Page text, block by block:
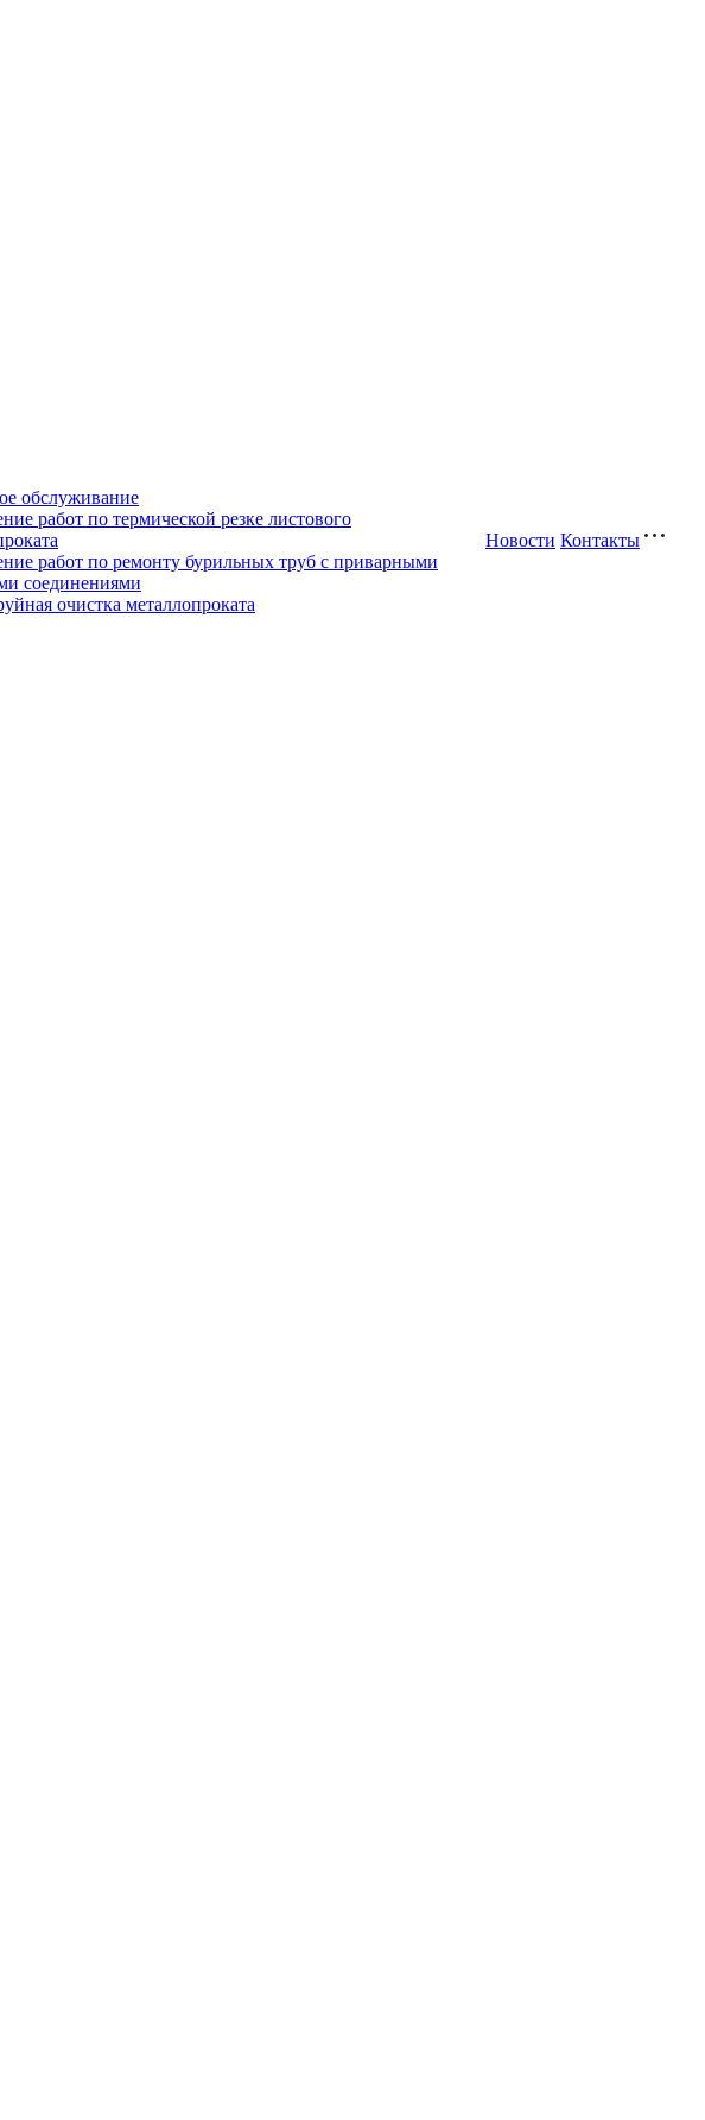
обслуживание
работ по термической резке листового
работ по ремонту бурильных труб с приварными
соединениями
очистка металлопроката
Новости Контакты